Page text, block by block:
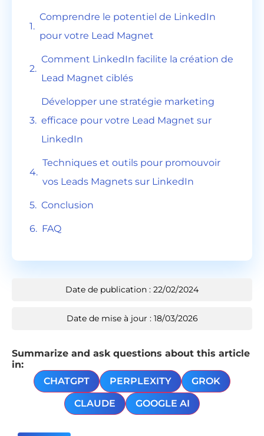
Comprendre le potentiel de LinkedIn
pour votre Lead Magnet
Comment LinkedIn facilite la création de
Lead Magnet ciblés
Développer une stratégie marketing
efficace pour votre Lead Magnet sur
LinkedIn
Techniques et outils pour promouvoir
vos Leads Magnets sur LinkedIn
Conclusion
FAQ
Date de publication : 22/02/2024
Date de mise à jour : 18/03/2026
Summarize and ask questions about this article
in:
CHATGPT
PERPLEXITY
GROK
CLAUDE
GOOGLE AI